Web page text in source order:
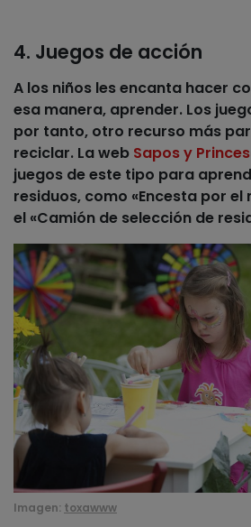
4. Juegos de acción
A los niños les encanta hacer
esa manera, aprender. Los
por tanto, otro recurso más
reciclar. La web Sapos y
juegos de este tipo para
residuos, como «Encesta por
el «Camión de selección de
Imagen: toxawww